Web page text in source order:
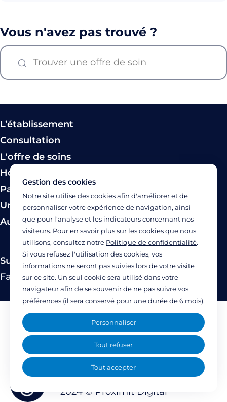
Vous n'avez pas trouvé ?
L’établissement
Consultation
L'offre de soins
Hospitalisation
Paiement
Urgence
Autres modes de prise en charge
Suivez-nous
FacebookTwitterLinkedinYouTubeInstagram
Mentions légales
Politique de confidentialité
Accessibilité : partiellement accessible
(77%)
2024 © Proximit Digital
Gestion des cookies
Notre site utilise des cookies afin d'améliorer et de
personnaliser votre expérience de navigation, ainsi
que pour l'analyse et les indicateurs concernant nos
visiteurs. Pour en savoir plus sur les cookies que nous
utilisons, consultez notre Politique de confidentialité.
Si vous refusez l'utilisation des cookies, vos
informations ne seront pas suivies lors de votre visite
sur ce site. Un seul cookie sera utilisé dans votre
navigateur afin de se souvenir de ne pas suivre vos
préférences (il sera conservé pour une durée de 6 mois).
Tout accepter
Tout refuser
Personnaliser